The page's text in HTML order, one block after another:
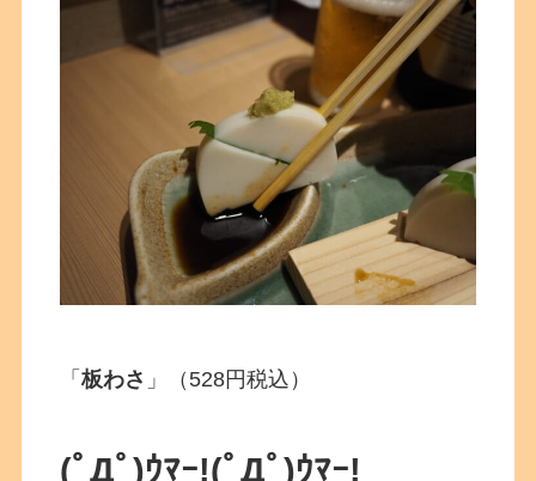
「板わさ 」（528円税込）
(ﾟДﾟ)ｳﾏｰ!(ﾟДﾟ)ｳﾏｰ!